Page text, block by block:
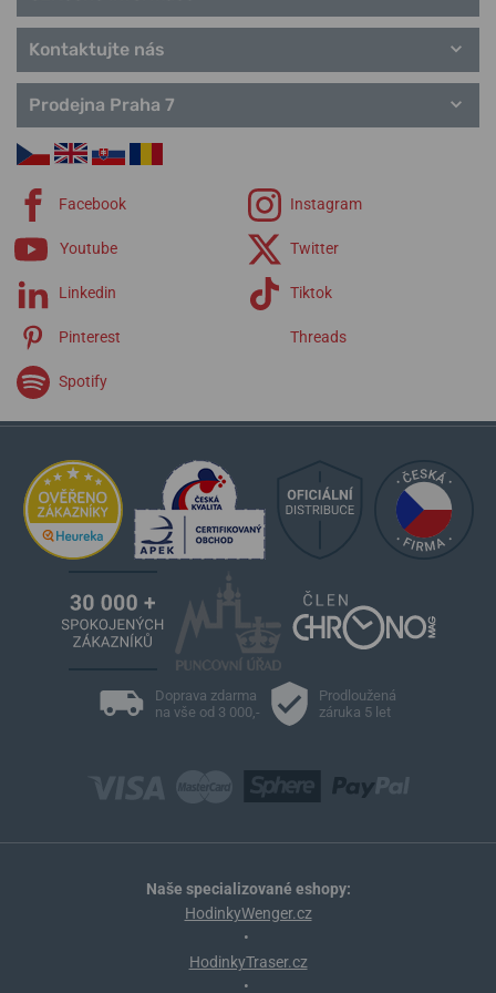
Kontaktujte nás
Prodejna Praha 7
Facebook Instagram
Youtube Twitter
Linkedin Tiktok
Pinterest Threads
Spotify
Doprava zdarma
na vše od 3 000,-
Prodloužená
záruka 5 let
Naše specializované eshopy:
HodinkyWenger.cz
•
HodinkyTraser.cz
•